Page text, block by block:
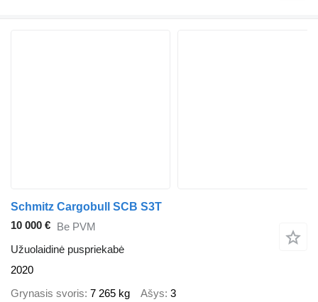
Schmitz Cargobull SCB S3T
10 000 € Be PVM
Užuolaidinė puspriekabė
2020
Grynasis svoris 7 265 kg Ašys 3